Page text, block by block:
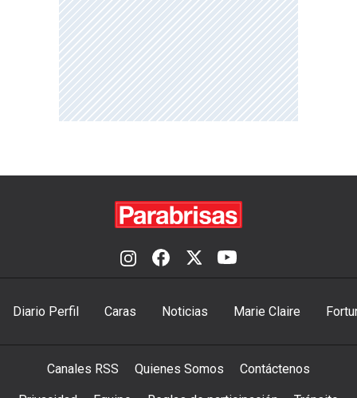
Diario Perfil Caras Noticias Marie Claire
Canales RSS Quienes Somos Contáctenos